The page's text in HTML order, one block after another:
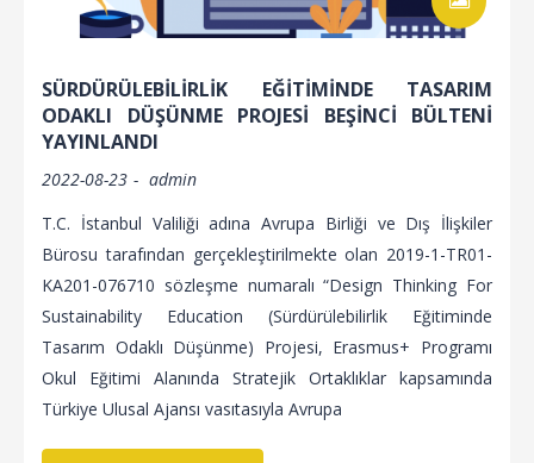
SÜRDÜRÜLEBİLİRLİK EĞİTİMİNDE TASARIM
ODAKLI DÜŞÜNME PROJESİ BEŞİNCİ BÜLTENİ
YAYINLANDI
2022-08-23
admin
T.C. İstanbul Valiliği adına Avrupa Birliği ve Dış İlişkiler
Bürosu tarafından gerçekleştirilmekte olan 2019-1-TR01-
KA201-076710 sözleşme numaralı “Design Thinking For
Sustainability Education (Sürdürülebilirlik Eğitiminde
Tasarım Odaklı Düşünme) Projesi, Erasmus+ Programı
Okul Eğitimi Alanında Stratejik Ortaklıklar kapsamında
Türkiye Ulusal Ajansı vasıtasıyla Avrupa